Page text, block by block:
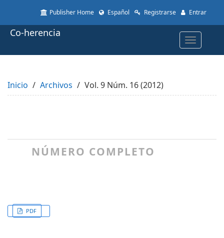
to
page
Main
Content
Sidebar
Publisher Home Español Registrarse Entrar
Toggle
Co-herencia
Inicio Archivos Vol. 9 Núm. 16 (2012)
NÚMERO COMPLETO
PDF